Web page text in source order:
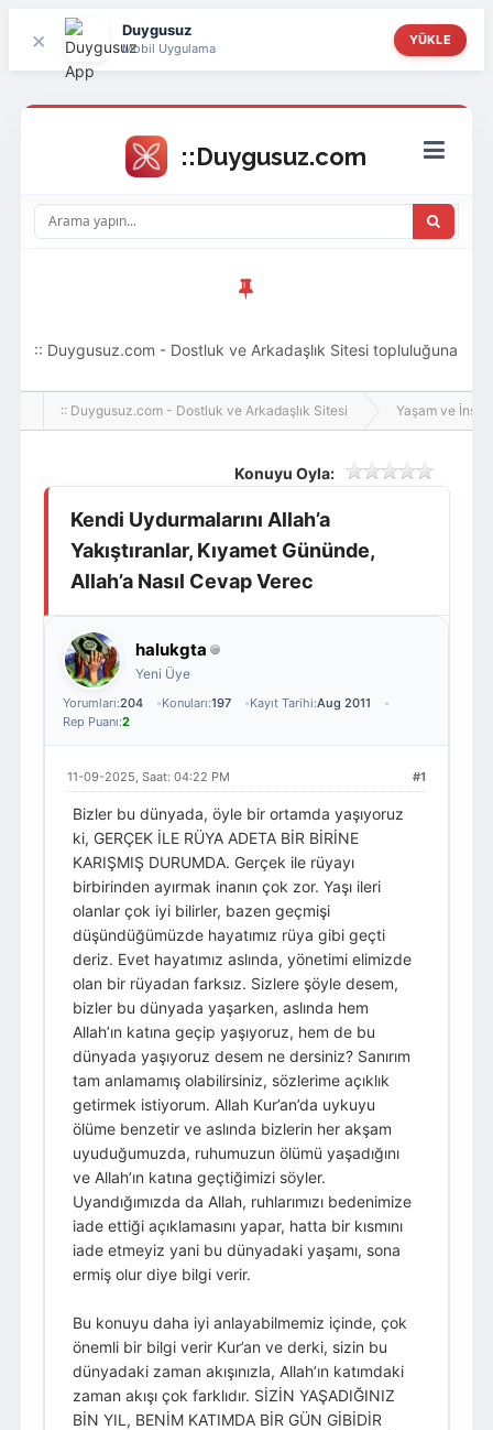
× Duygusuz
Mobil Uygulama
YÜKLE
Giriş Yap
:: Duygusuz.com - Dostluk ve Arkadaşlık Sitesi topluluğuna
hoş geldin ziyaretçi! Aramıza katılmak istersen kayıt
:: Duygusuz.com - Dostluk ve Arkadaşlık Sitesi Yaşam ve İnsan
Konuyu Oyla:
Kendi Uydurmalarını Allah’a
Yakıştıranlar, Kıyamet Gününde,
Allah’a Nasıl Cevap Verec
halukgta
Yeni Üye
Yorumları:204 Konuları:197 Kayıt Tarihi:Aug 2011
Rep Puanı:2
#1
11-09-2025, Saat: 04:22 PM
Bizler bu dünyada, öyle bir ortamda yaşıyoruz
ki, GERÇEK İLE RÜYA ADETA BİR BİRİNE
KARIŞMIŞ DURUMDA. Gerçek ile rüyayı
birbirinden ayırmak inanın çok zor. Yaşı ileri
olanlar çok iyi bilirler, bazen geçmişi
düşündüğümüzde hayatımız rüya gibi geçti
deriz. Evet hayatımız aslında, yönetimi elimizde
olan bir rüyadan farksız. Sizlere şöyle desem,
bizler bu dünyada yaşarken, aslında hem
Allah’ın katına geçip yaşıyoruz, hem de bu
dünyada yaşıyoruz desem ne dersiniz? Sanırım
tam anlamamış olabilirsiniz, sözlerime açıklık
getirmek istiyorum. Allah Kur’an’da uykuyu
ölüme benzetir ve aslında bizlerin her akşam
uyuduğumuzda, ruhumuzun ölümü yaşadığını
ve Allah’ın katına geçtiğimizi söyler.
Uyandığımızda da Allah, ruhlarımızı bedenimize
iade ettiği açıklamasını yapar, hatta bir kısmını
iade etmeyiz yani bu dünyadaki yaşamı, sona
ermiş olur diye bilgi verir.
Bu konuyu daha iyi anlayabilmemiz içinde, çok
önemli bir bilgi verir Kur’an ve derki, sizin bu
dünyadaki zaman akışınızla, Allah’ın katımdaki
zaman akışı çok farklıdır. SİZİN YAŞADIĞINIZ
BİN YIL, BENİM KATIMDA BİR GÜN GİBİDİR